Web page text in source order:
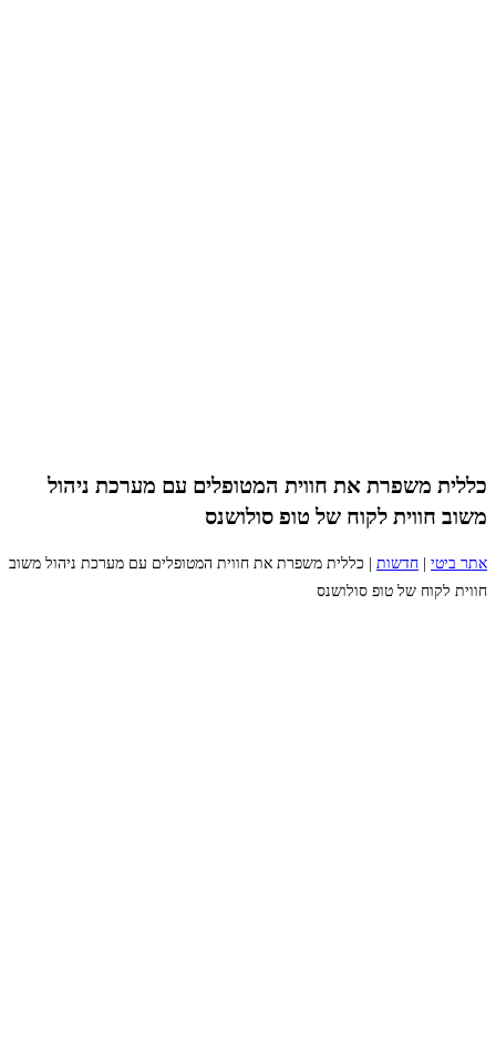
כללית משפרת את חווית המטופלים עם מערכת ניהול
משוב חווית לקוח של טופ סולושנס
אתר ביטי חדשות
כללית משפרת את חווית המטופלים עם מערכת ניהול משוב
חווית לקוח של טופ סולושנס